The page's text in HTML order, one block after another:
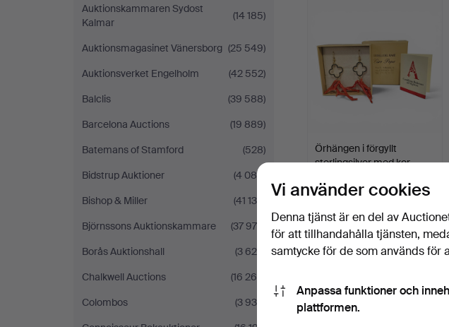
Auktionskammaren Sydost
Kalmar
(14 185)
Auktionsmagasinet Vänersborg (25 549)
Auktionsverket Engelholm
(42 552)
Balclis
(39 588)
Barcelona Auctions
(19 889)
Batemans of Stamford
(528)
Bidstrup Auktioner
(4 085)
Bishop & Miller
(41 135)
Björnssons Auktionskammare
(37 976)
Borås Auktionshall
(3 625)
Chalkwell Auctions
(16 260)
Colombos
(3 936)
Örhängen i förgyllt
sterlingsilver med kor…
1 bud
Vi använder cookies
Denna tjänst är en del av
för att tillhandahålla tjänsten,
samtycke för de som används för
Anpassa funktioner och
plattformen.